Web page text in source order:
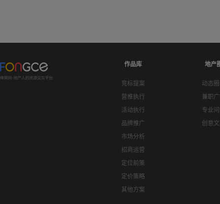
作品库
竞标提案
营推执行
活动执行
品牌推广
市场分析
招商运营
定位前策
定价策略
其他方案
地产
动态
兼职
专业
创意